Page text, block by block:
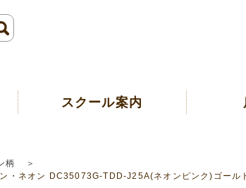
スクール案内
柄
・ネオン DC35073G-TDD-J25A(ネオンピンク)ゴール